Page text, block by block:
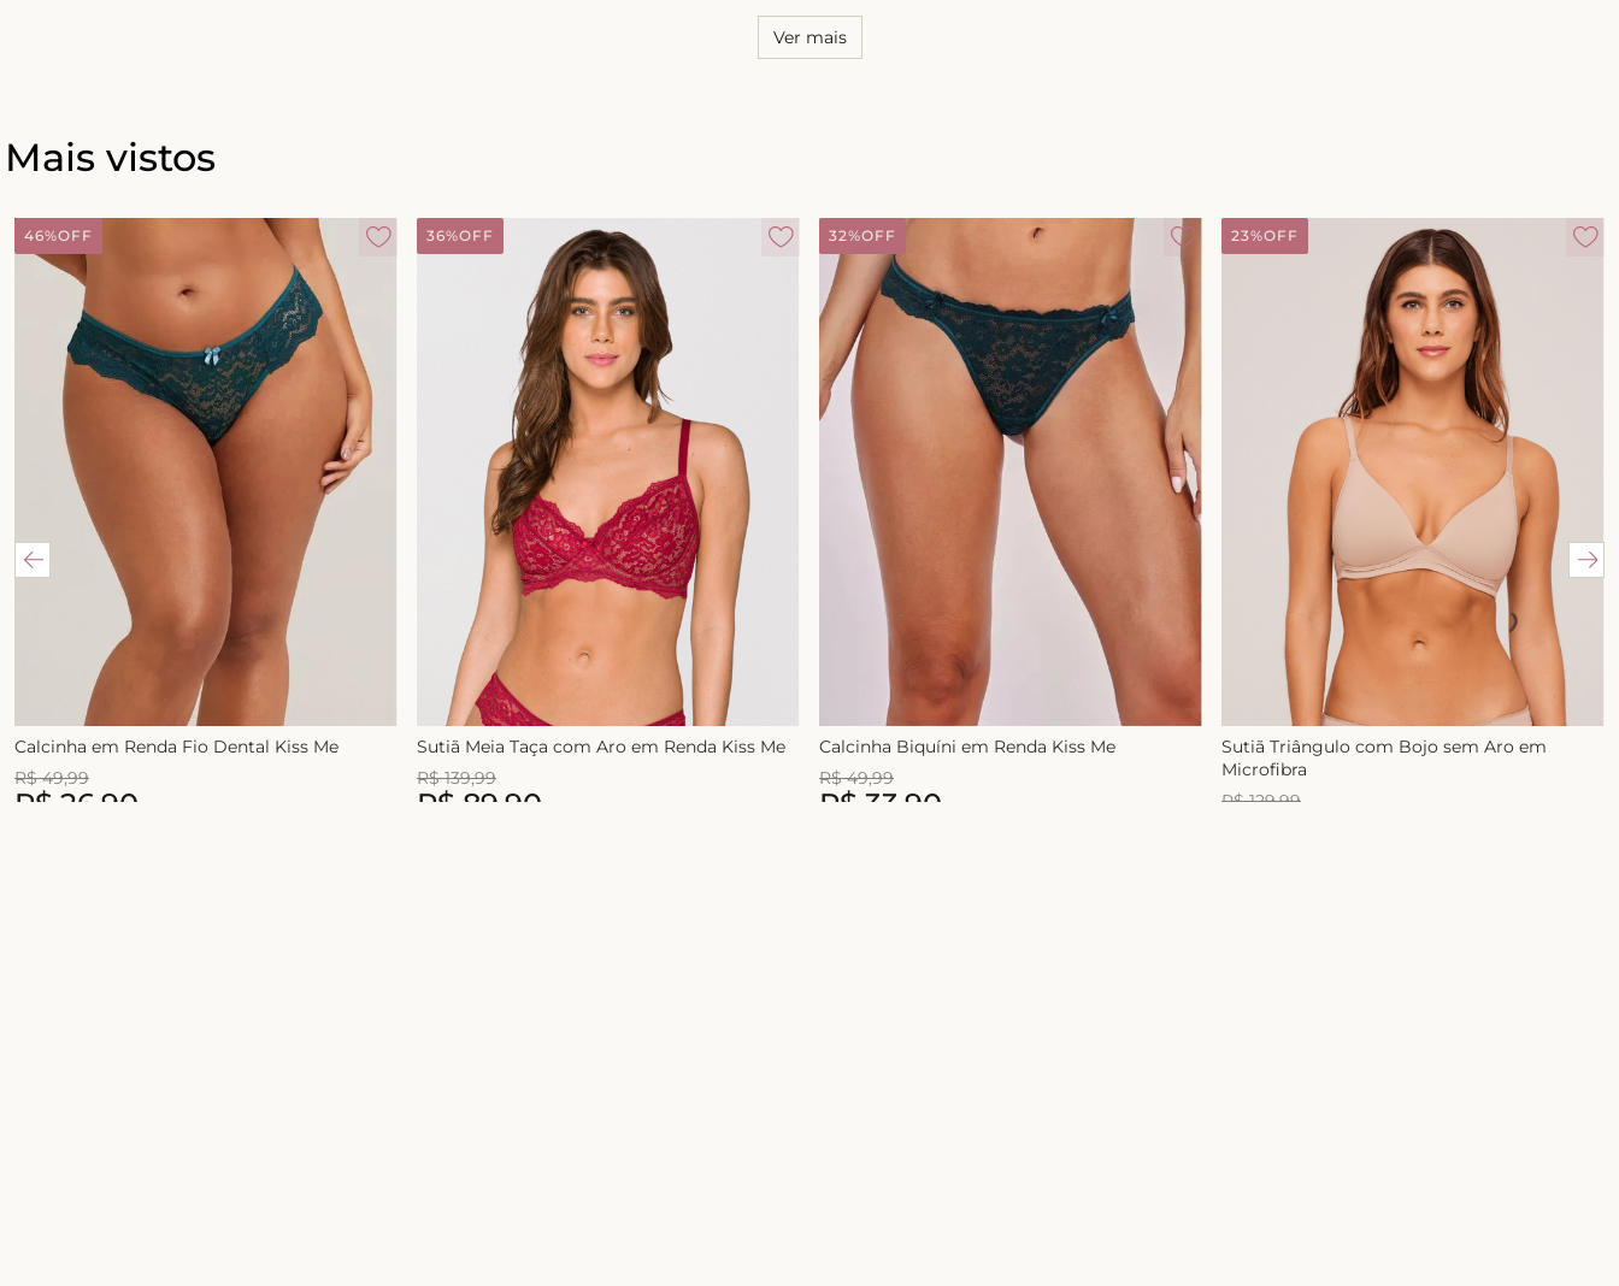
Ver mais
Mais vistos
46%OFF
Calcinha em Renda Fio Dental Kiss Me
R$ 49,99
R$ 26 90
36%OFF
Sutiã Meia Taça com Aro em Renda Kiss Me
R$ 139,99
R$ 89 90
32%OFF
Calcinha Biquíni em Renda Kiss Me
R$ 49,99
R$ 33 90
23%OFF
Sutiã Triângulo com Bojo sem Aro em
Microfibra
R$ 129,99